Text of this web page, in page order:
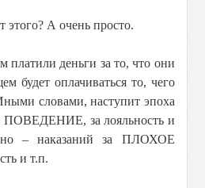
этого? А очень просто.
платили деньги за то, что они
будет оплачиваться то, чего
словами, наступит эпоха
за лояльность и
– наказаний за ПЛОХОЕ
и т.п.